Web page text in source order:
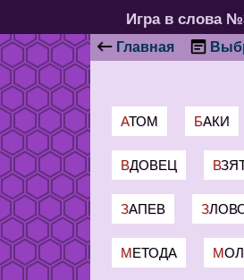
Игра в слова
Главная
АТОМ БАКИ
ВДОВЕЦ
ЗАПЕВ
МЕТОДА